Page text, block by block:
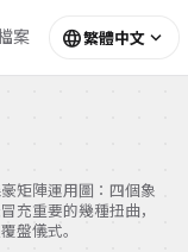
案 language繁體中文expand_more
矩陣運用圖：四個象
充重要的幾種扭曲，
盤儀式。